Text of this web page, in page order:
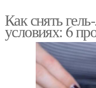
Как снять
условиях: 6